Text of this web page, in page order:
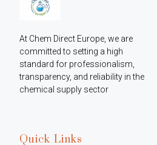
At Chem Direct Europe, we are
committed to setting a high
standard for professionalism,
transparency, and reliability in the
chemical supply sector
Quick Links